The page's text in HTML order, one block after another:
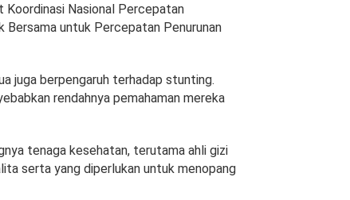
Koordinasi Nasional Percepatan
Bersama untuk Percepatan Penurunan
juga berpengaruh terhadap stunting.
rendahnya pemahaman mereka
tenaga kesehatan, terutama ahli gizi
serta yang diperlukan untuk menopang